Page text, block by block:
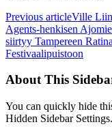
Previous articleVille
Agents-henkisen
siirtyy Tampereen
Festivaalipuistoon
About This
You can quickly hide
Hidden Sidebar Settings.